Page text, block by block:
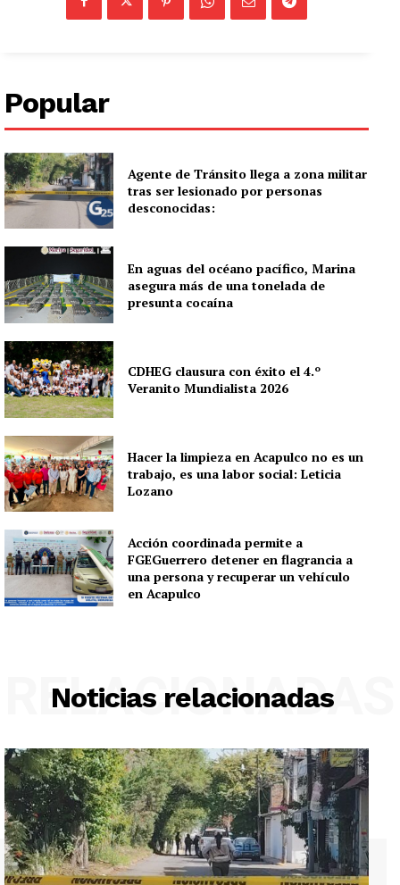
Popular
Agente de Tránsito llega a zona militar
tras ser lesionado por personas
desconocidas:
En aguas del océano pacífico, Marina
asegura más de una tonelada de
presunta cocaína
CDHEG clausura con éxito el 4.º
Veranito Mundialista 2026
Hacer la limpieza en Acapulco no es un
trabajo, es una labor social: Leticia
Lozano
Acción coordinada permite a
FGEGuerrero detener en flagrancia a
una persona y recuperar un vehículo
en Acapulco
Noticias relacionadas
RELACIONADAS